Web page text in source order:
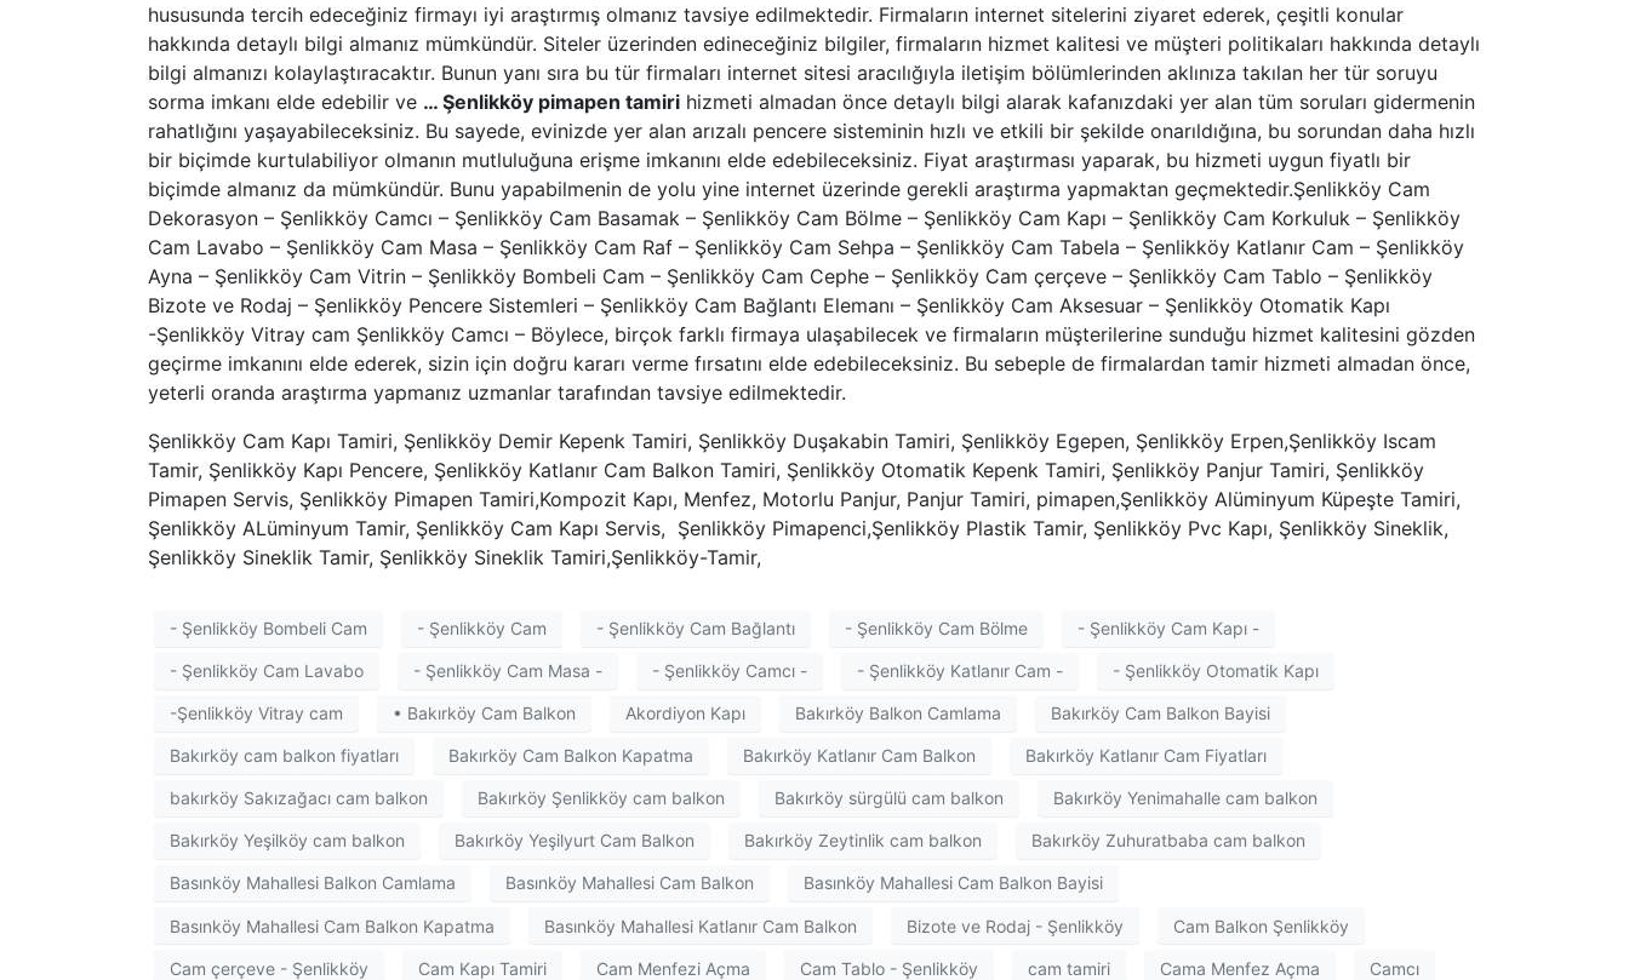
hususunda tercih edeceğiniz firmayı iyi araştırmış olmanız tavsiye edilmektedir. Firmaların internet sitelerini ziyaret ederek, çeşitli konular
hakkında detaylı bilgi almanız mümkündür. Siteler üzerinden edineceğiniz bilgiler, firmaların hizmet kalitesi ve müşteri politikaları hakkında detaylı
bilgi almanızı kolaylaştıracaktır. Bunun yanı sıra bu tür firmaları internet sitesi aracılığıyla iletişim bölümlerinden aklınıza takılan her tür soruyu
sorma imkanı elde edebilir ve … Şenlikköy pimapen tamiri hizmeti almadan önce detaylı bilgi alarak kafanızdaki yer alan tüm soruları gidermenin
rahatlığını yaşayabileceksiniz. Bu sayede, evinizde yer alan arızalı pencere sisteminin hızlı ve etkili bir şekilde onarıldığına, bu sorundan daha hızlı
bir biçimde kurtulabiliyor olmanın mutluluğuna erişme imkanını elde edebileceksiniz. Fiyat araştırması yaparak, bu hizmeti uygun fiyatlı bir
biçimde almanız da mümkündür. Bunu yapabilmenin de yolu yine internet üzerinde gerekli araştırma yapmaktan geçmektedir.Şenlikköy Cam
Dekorasyon – Şenlikköy Camcı – Şenlikköy Cam Basamak – Şenlikköy Cam Bölme – Şenlikköy Cam Kapı – Şenlikköy Cam Korkuluk – Şenlikköy
Cam Lavabo – Şenlikköy Cam Masa – Şenlikköy Cam Raf – Şenlikköy Cam Sehpa – Şenlikköy Cam Tabela – Şenlikköy Katlanır Cam – Şenlikköy
Ayna – Şenlikköy Cam Vitrin – Şenlikköy Bombeli Cam – Şenlikköy Cam Cephe – Şenlikköy Cam çerçeve – Şenlikköy Cam Tablo – Şenlikköy
Bizote ve Rodaj – Şenlikköy Pencere Sistemleri – Şenlikköy Cam Bağlantı Elemanı – Şenlikköy Cam Aksesuar – Şenlikköy Otomatik Kapı
-Şenlikköy Vitray cam Şenlikköy Camcı – Böylece, birçok farklı firmaya ulaşabilecek ve firmaların müşterilerine sunduğu hizmet kalitesini gözden
geçirme imkanını elde ederek, sizin için doğru kararı verme fırsatını elde edebileceksiniz. Bu sebeple de firmalardan tamir hizmeti almadan önce,
yeterli oranda araştırma yapmanız uzmanlar tarafından tavsiye edilmektedir.
Şenlikköy Cam Kapı Tamiri, Şenlikköy Demir Kepenk Tamiri, Şenlikköy Duşakabin Tamiri, Şenlikköy Egepen, Şenlikköy Erpen,Şenlikköy Iscam
Tamir, Şenlikköy Kapı Pencere, Şenlikköy Katlanır Cam Balkon Tamiri, Şenlikköy Otomatik Kepenk Tamiri, Şenlikköy Panjur Tamiri, Şenlikköy
Pimapen Servis, Şenlikköy Pimapen Tamiri,Kompozit Kapı, Menfez, Motorlu Panjur, Panjur Tamiri, pimapen,Şenlikköy Alüminyum Küpeşte Tamiri,
Şenlikköy ALüminyum Tamir, Şenlikköy Cam Kapı Servis, Şenlikköy Pimapenci,Şenlikköy Plastik Tamir, Şenlikköy Pvc Kapı, Şenlikköy Sineklik,
Şenlikköy Sineklik Tamir, Şenlikköy Sineklik Tamiri,Şenlikköy-Tamir,
- Şenlikköy Bombeli Cam - Şenlikköy Cam - Şenlikköy Cam Bağlantı - Şenlikköy Cam Bölme - Şenlikköy Cam Kapı -
- Şenlikköy Cam Lavabo - Şenlikköy Cam Masa - - Şenlikköy Camcı - - Şenlikköy Katlanır Cam - - Şenlikköy Otomatik Kapı
-Şenlikköy Vitray cam • Bakırköy Cam Balkon Akordiyon Kapı Bakırköy Balkon Camlama Bakırköy Cam Balkon Bayisi
Bakırköy cam balkon fiyatları Bakırköy Cam Balkon Kapatma Bakırköy Katlanır Cam Balkon Bakırköy Katlanır Cam Fiyatları
bakırköy Sakızağacı cam balkon Bakırköy Şenlikköy cam balkon Bakırköy sürgülü cam balkon Bakırköy Yenimahalle cam balkon
Bakırköy Yeşilköy cam balkon Bakırköy Yeşilyurt Cam Balkon Bakırköy Zeytinlik cam balkon Bakırköy Zuhuratbaba cam balkon
Basınköy Mahallesi Balkon Camlama Basınköy Mahallesi Cam Balkon Basınköy Mahallesi Cam Balkon Bayisi
Basınköy Mahallesi Cam Balkon Kapatma Basınköy Mahallesi Katlanır Cam Balkon Bizote ve Rodaj - Şenlikköy Cam Balkon Şenlikköy
Cam çerçeve - Şenlikköy Cam Kapı Tamiri Cam Menfezi Açma Cam Tablo - Şenlikköy cam tamiri Cama Menfez Açma Camcı